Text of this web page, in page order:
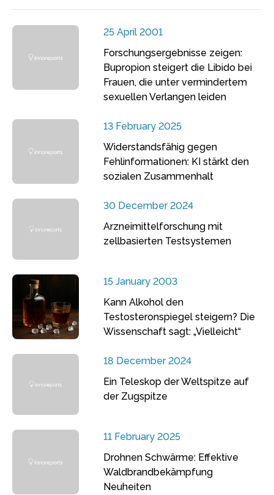
25 April 2001
Forschungsergebnisse zeigen:
Bupropion steigert die Libido bei
Frauen, die unter vermindertem
sexuellen Verlangen leiden
13 February 2025
Widerstandsfähig gegen
Fehlinformationen: KI stärkt den
sozialen Zusammenhalt
30 December 2024
Arzneimittelforschung mit
zellbasierten Testsystemen
15 January 2003
Kann Alkohol den
Testosteronspiegel steigern? Die
Wissenschaft sagt: „Vielleicht“
18 December 2024
Ein Teleskop der Weltspitze auf
der Zugspitze
11 February 2025
Drohnen Schwärme: Effektive
Waldbrandbekämpfung
Neuheiten